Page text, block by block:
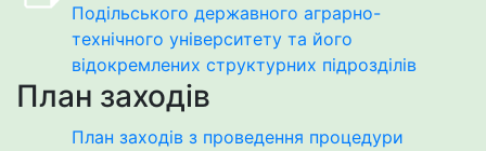
Подільського державного аграрно-
технічного університету та його
відокремлених структурних підрозділів
План заходів
План заходів з проведення процедури